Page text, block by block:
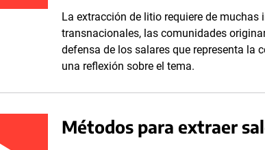
La extracción de litio requiere de
transnacionales, las comunidades
defensa de los salares que representa la
una reflexión sobre el tema.
Métodos para extraer